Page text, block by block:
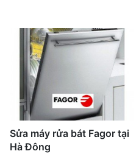
Sửa máy rửa bát Fagor tại
Hà Đông